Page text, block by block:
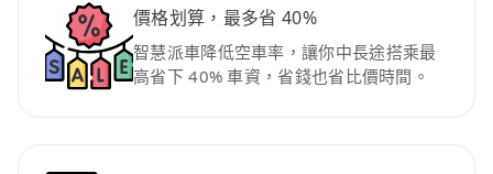
價格划算，最多省 40%
智慧派車降低空車率，讓你中長途搭乘最
高省下 40% 車資，省錢也省比價時間。